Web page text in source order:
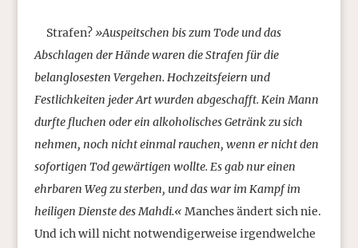
Strafen?»Auspeitschen bis zum Tode und das
Abschlagen der Hände waren die Strafen für die
belanglosesten Vergehen. Hochzeitsfeiern und
Festlichkeiten jeder Art wurden abgeschafft. Kein Mann
durfte fluchen oder ein alkoholisches Getränk zu sich
nehmen, noch nicht einmal rauchen, wenn er nicht den
sofortigen Tod gewärtigen wollte. Es gab nur einen
ehrbaren Weg zu sterben, und das war im Kampf im
heiligen Dienste des Mahdi.« Manches ändert sich nie.
Und ich will nicht notwendigerweise irgendwelche